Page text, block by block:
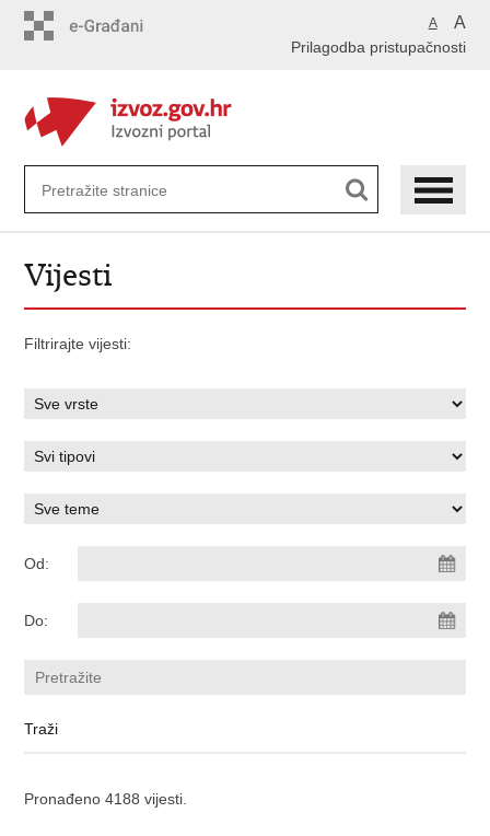
A A
Prilagodba pristupačnosti
Vijesti
Filtrirajte vijesti:
Od:
Do:
Pronađeno 4188 vijesti.